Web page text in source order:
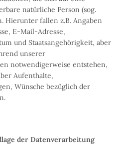
natürliche Person (sog.
Hierunter fallen z.B. Angaben
E-Mail-Adresse,
und Staatsangehörigkeit, aber
unserer
notwendigerweise entstehen,
Aufenthalte,
Wünsche bezüglich der
der Datenverarbeitung